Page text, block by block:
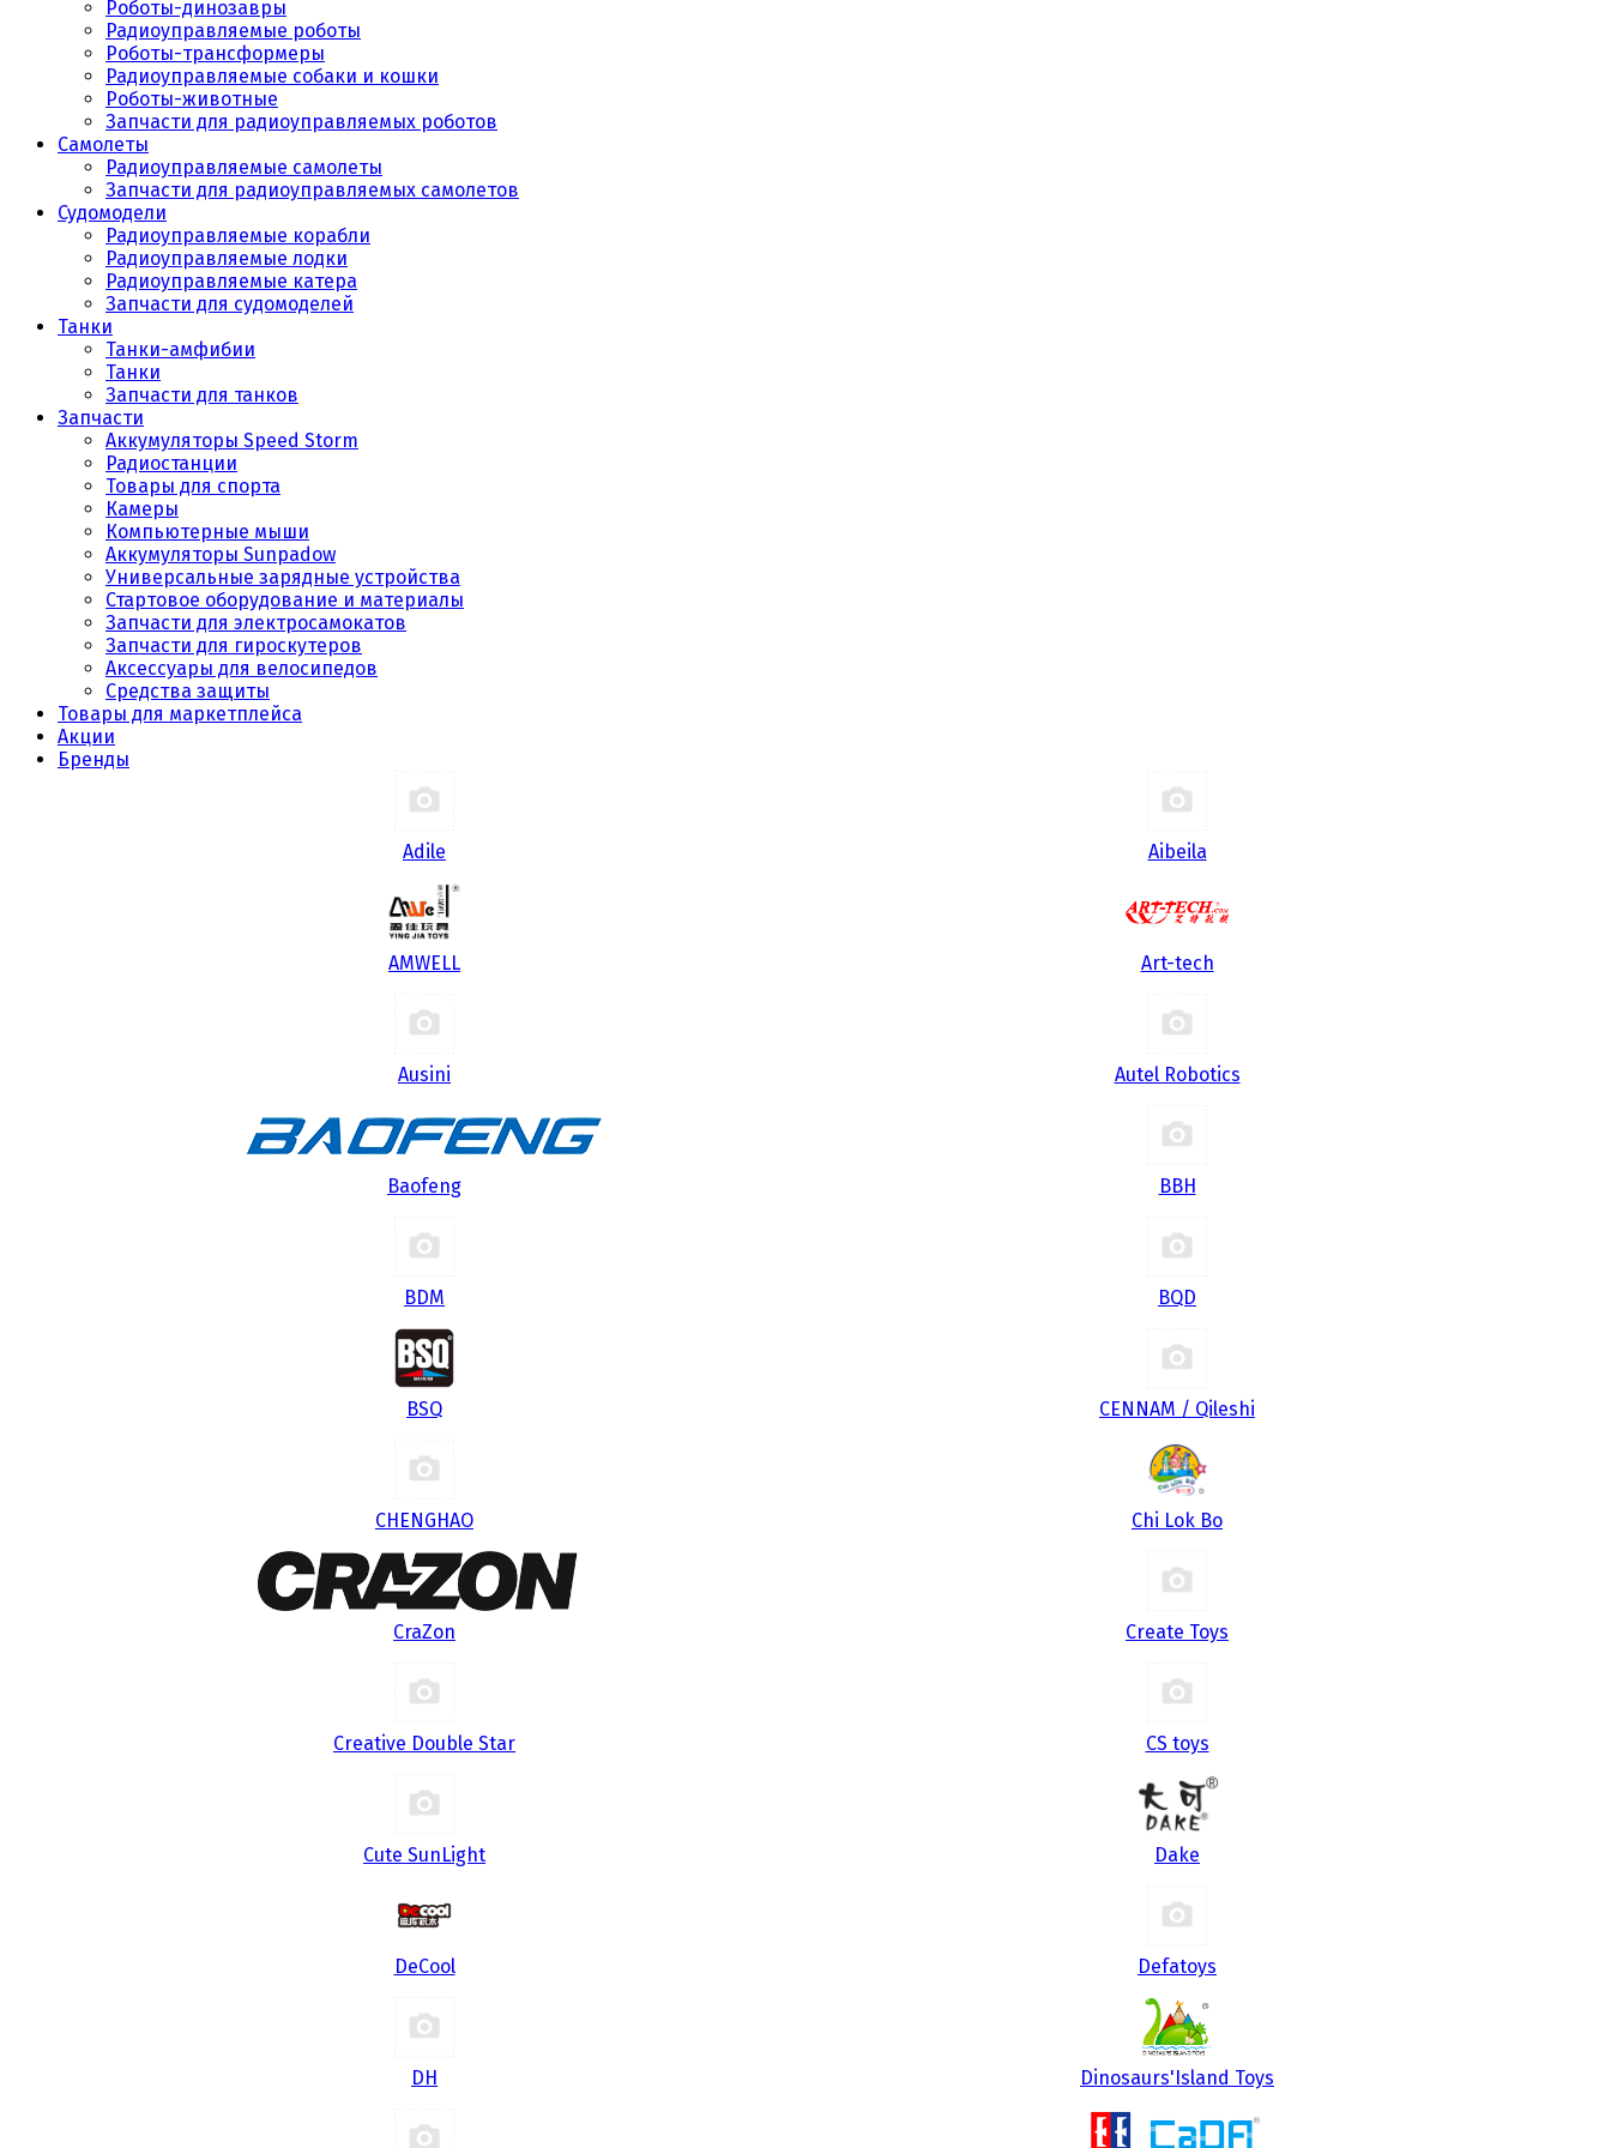
Роботы-динозавры
Радиоуправляемые роботы
Роботы-трансформеры
Радиоуправляемые собаки и кошки
Роботы-животные
Запчасти для радиоуправляемых роботов
Самолеты
Радиоуправляемые самолеты
Запчасти для радиоуправляемых самолетов
Судомодели
Радиоуправляемые корабли
Радиоуправляемые лодки
Радиоуправляемые катера
Запчасти для судомоделей
Танки
Танки-амфибии
Танки
Запчасти для танков
Запчасти
Аккумуляторы Speed Storm
Радиостанции
Товары для спорта
Камеры
Компьютерные мыши
Аккумуляторы Sunpadow
Универсальные зарядные устройства
Стартовое оборудование и материалы
Запчасти для электросамокатов
Запчасти для гироскутеров
Аксессуары для велосипедов
Средства защиты
Товары для маркетплейса
Акции
Бренды
Adile Aibeila
AMWELL Art-tech
Ausini Autel Robotics
Baofeng BBH
BDM BQD
BSQ CENNAM / Qileshi
CHENGHAO Chi Lok Bo
CraZon Create Toys
Creative Double Star CS toys
Cute SunLight Dake
DeCool Defatoys
DH Dinosaurs'Island Toys